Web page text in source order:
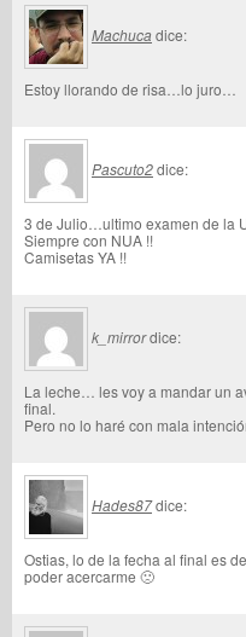
Machuca dice:
Estoy llorando de risa…lo juro…
Pascuto2dice:
3 de Julio…ultimo examen de la
Siempre con NUA !!
Camisetas YA !!
k_mirrordice:
La leche… les voy a mandar un
final.
Pero no lo haré con mala
Hades87dice:
Ostias, lo de la fecha al final es
poder acercarme 🙁